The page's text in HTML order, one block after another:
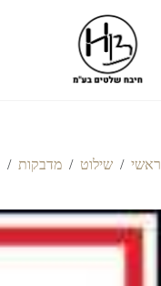
ראשי / שילוט / מדבקות /